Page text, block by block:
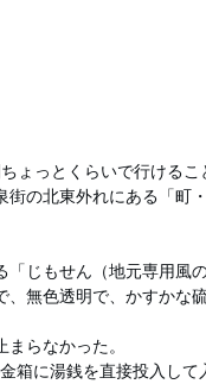
ょっとくらいで行ける
の北東外れにある「町
じもせん（地元専用風
無色透明で、かすかな
らなかった。
箱に湯銭を直接投入して